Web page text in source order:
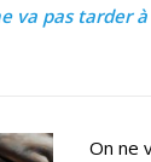
va pas tarder
On ne